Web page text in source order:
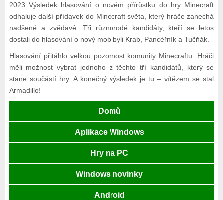
2023 Výsledek hlasování o novém přírůstku do hry Minecraft
odhaluje další přídavek do Minecraft světa, který hráče zanechá
nadšené a zvědavé. Tři různorodé kandidáty, kteří se letos
dostali do hlasování o nový mob byli Krab, Pancéřník a Tučňák.
Hlasování přitáhlo velkou pozornost komunity Minecraftu. Hráči
měli možnost vybrat jednoho z těchto tří kandidátů, který se
stane součástí hry. A konečný výsledek je tu – vítězem se stal
Armadillo!
Domů
Aplikace Windows
Hry na PC
Windows novinky
Android